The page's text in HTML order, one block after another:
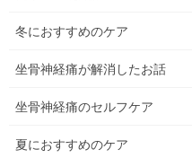
冬におすすめのケア
坐骨神経痛が解消したお話
坐骨神経痛のセルフケア
夏におすすめのケア